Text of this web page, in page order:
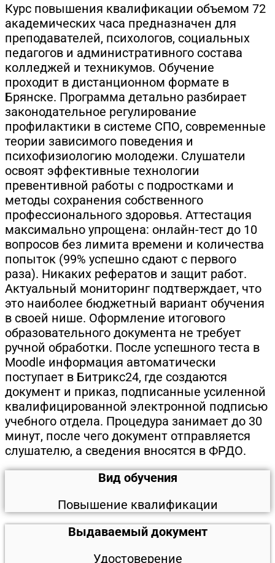
Курс повышения квалификации объемом 72
академических часа предназначен для
преподавателей, психологов, социальных
педагогов и административного состава
колледжей и техникумов. Обучение
проходит в дистанционном формате в
Брянске. Программа детально разбирает
законодательное регулирование
профилактики в системе СПО, современные
теории зависимого поведения и
психофизиологию молодежи. Слушатели
освоят эффективные технологии
превентивной работы с подростками и
методы сохранения собственного
профессионального здоровья. Аттестация
максимально упрощена: онлайн-тест до 10
вопросов без лимита времени и количества
попыток (99% успешно сдают с первого
раза). Никаких рефератов и защит работ.
Актуальный мониторинг подтверждает, что
это наиболее бюджетный вариант обучения
в своей нише. Оформление итогового
образовательного документа не требует
ручной обработки. После успешного теста в
Moodle информация автоматически
поступает в Битрикс24, где создаются
документ и приказ, подписанные усиленной
квалифицированной электронной подписью
учебного отдела. Процедура занимает до 30
минут, после чего документ отправляется
слушателю, а сведения вносятся в ФРДО.
Вид обучения
Повышение квалификации
Выдаваемый документ
Удостоверение